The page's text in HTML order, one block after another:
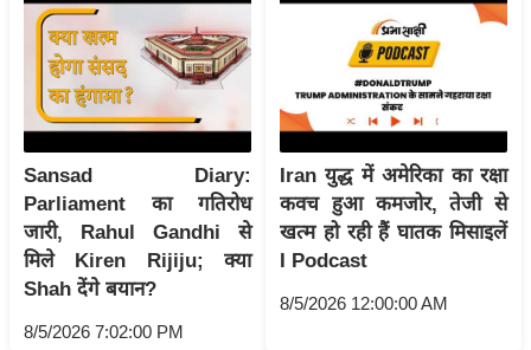
ग
c
k
L
n
s
Sansad Diary:
Parliament का गतिरोध
जारी, Rahul Gandhi से
मिले Kiren Rijiju; क्या
Shah देंगे बयान?
8/5/2026 7:02:00 PM
Iran युद्ध में अमेरिका का रक्षा
कवच हुआ कमजोर, तेजी से
खत्म हो रही हैं घातक मिसाइलें
I Podcast
8/5/2026 12:00:00 AM